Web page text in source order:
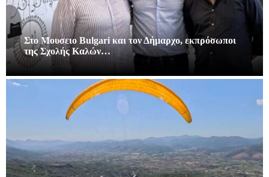
Στο Μουσειο Bulgari και τον Δήμαρχο, εκπρόσωποι
της Σχολής Καλών…